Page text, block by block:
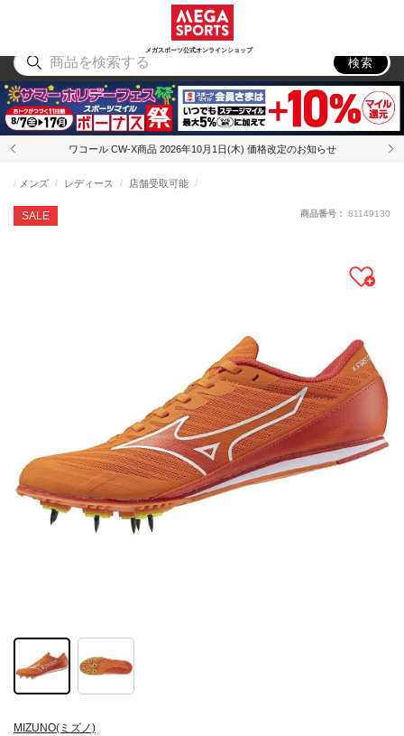
メガスポーツ公式オンラインショップ
アウトドア
検索
ワコール CW-X商品 2026年10月1日(木) 価格改定のお知らせ
MIZUNO(ミズノ)
SALE
メンズ レディース 店舗受取可能
商品番号： 81149130